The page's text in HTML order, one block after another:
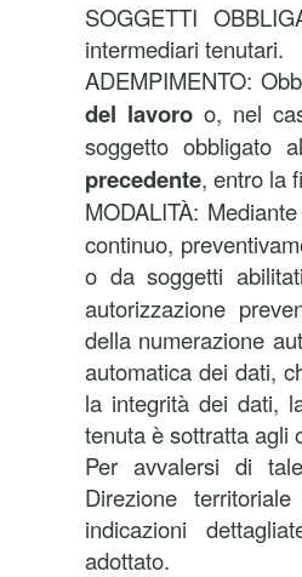
SOGGETTI
intermediari tenutari.
ADEMPIMENTO:
del lavoro o, nel
soggetto obbligato
precedente, entro la
MODALITÀ: Mediante
continuo,
o da soggetti
autorizzazione
della numerazione
automatica dei dati,
la integrità dei dati,
tenuta è sottratta agli
Per avvalersi di
Direzione
indicazioni
adottato.